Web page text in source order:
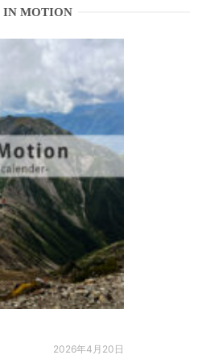
IN MOTION
2026年4月20日